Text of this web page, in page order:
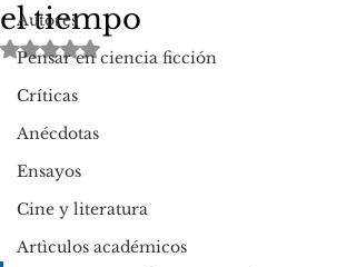
Autores
Pensar en ciencia ficción
Críticas
Anécdotas
Ensayos
Cine y literatura
Artìculos académicos
el tiempo
Obtuvo NaN de 5 estrellas.